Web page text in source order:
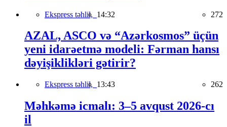
Ekspress təhlil, 14:32 272
AZAL, ASCO və “Azərkosmos” üçün
yeni idarəetmə modeli: Fərman hansı
dəyişiklikləri gətirir?
Ekspress təhlil, 13:43 262
Məhkəmə icmalı: 3–5 avqust 2026-cı
il